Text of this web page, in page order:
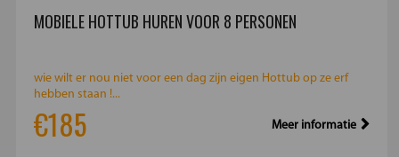
MOBIELE HOTTUB HUREN VOOR 8 PERSONEN
wie wilt er nou niet voor een dag zijn eigen Hottub op ze erf
hebben staan !...
€185 Meer informatie